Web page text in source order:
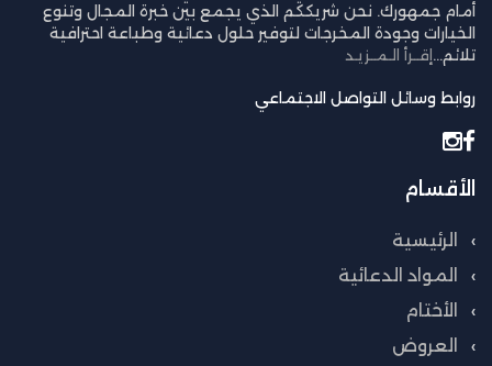
أمام جمهورك. نحن شريككم الذي يجمع بين خبرة المجال وتنوع
الخيارات وجودة المخرجات لتوفير حلول دعائية وطباعة احترافية
تلائم... إقــرأ الـمــزيـد
روابط وسائل التواصل الاجتماعي
الأقسام
الرئيسية
المواد الدعائية
الأختام
العروض